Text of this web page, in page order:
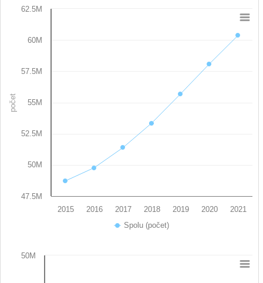
The chart has 1 X axis displaying categories.
The chart has 1 Y axis displaying počet. Data ranges from
počet
Spolu (počet)
2015 2016 2017 2018 2019 2020 2021
47.5M
50M
52.5M
55M
57.5M
60M
62.5M
50M